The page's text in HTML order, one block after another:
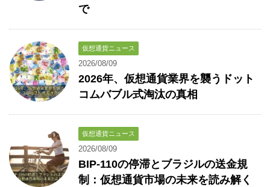
で
仮想通貨ニュース
2026/08/09
2026年、仮想通貨業界を襲うドット
コムバブル式淘汰の真相
仮想通貨ニュース
2026/08/09
BIP-110の停滞とブラジルの送金規
制：仮想通貨市場の未来を読み解く